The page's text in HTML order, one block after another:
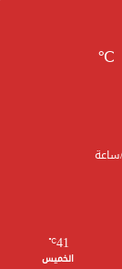
℃
41
℃
الخميس